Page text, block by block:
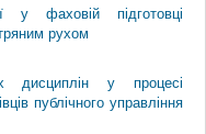
у фаховій підготовці
рухом
дисциплін у процесі
публічного управління